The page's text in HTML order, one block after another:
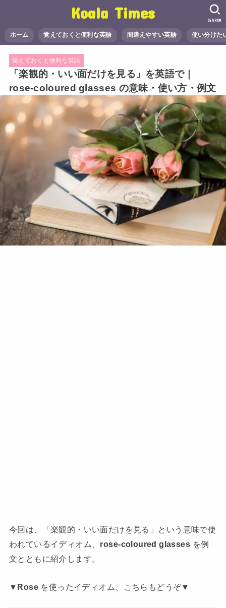
Koala Times
ホーム 覚えておくと便利な英語 間違えやすい英語 使い分けた
SEARCH
覚えておくと便利な英語
「楽観的・いい面だけを見る」を英語で｜
rose-coloured glasses の意味・使い方・例文
今回は、「楽観的・いい面だけを見る」という意味で使
われているイディオム、 rose-coloured glasses を例
文とともに紹介します。
▼ Roseを使ったイディオム、こちらもどうぞ▼